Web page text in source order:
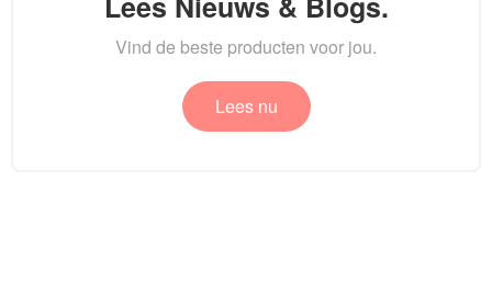
Vind de beste producten voor jou.
Lees nu